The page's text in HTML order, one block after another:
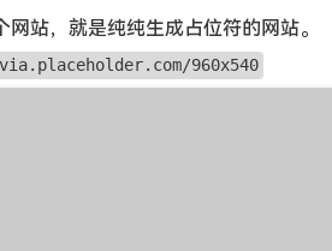
站，就是纯纯生成占位符的网站。
960x540